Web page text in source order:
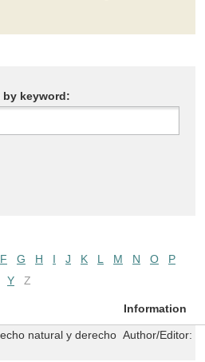
by keyword:
F G H I J K L M N O
P
Y Z
Information
natural y derecho Author/Editor: